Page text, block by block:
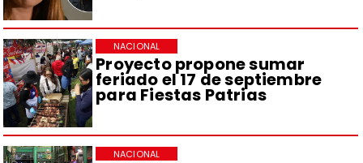
Proyecto propone sumar
feriado el 17 de septiembre
para Fiestas Patrias
NACIONAL
NACIONAL